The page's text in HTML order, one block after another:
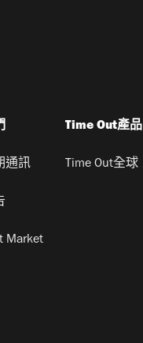
通訊
Market
Time Out產品
Time Out全球